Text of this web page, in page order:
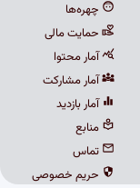
چهره‌ها
حمایت مالی
آمار محتوا
آمار مشارکت
آمار بازدید
منابع
تماس
حریم خصوصی